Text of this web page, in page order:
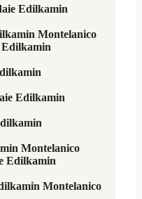
Edilkamin
Montelanico
Edilkamin
Montelanico
Edilkamin
Montelanico